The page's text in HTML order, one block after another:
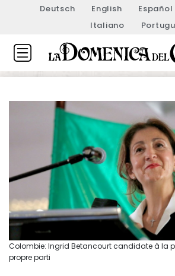
Deutsch English Español
Italiano
Colombie: Ingrid Betancourt candidate à la
propre parti